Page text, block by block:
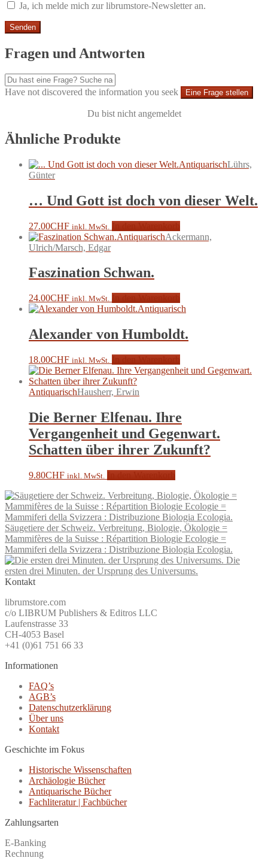
Ja, ich melde mich zur librumstore-Newsletter an.
Fragen und Antworten
Have not discovered the information you seek Eine Frage stellen
Du bist nicht angemeldet
Ähnliche Produkte
AntiquarischLührs,
Günter
… Und Gott ist doch von dieser Welt.
27.00CHF inkl. MwSt.
AntiquarischAckermann,
Ulrich/Marsch, Edgar
Faszination Schwan.
24.00CHF inkl. MwSt.
Antiquarisch
Alexander von Humboldt.
18.00CHF inkl. MwSt.
AntiquarischHausherr, Erwin
Die Berner Elfenau. Ihre
Vergangenheit und Gegenwart.
Schatten über ihrer Zukunft?
9.80CHF inkl. MwSt.
Säugetiere der Schweiz. Verbreitung, Biologie, Ökologie =
Mammifères de la Suisse : Répartition Biologie Ecologie =
Mammiferi della Svizzera : Distribuzione Biologia Ecologia.
Die
ersten drei Minuten. der Ursprung des Universums.
Kontakt
librumstore.com
c/o LIBRUM Publishers & Editros LLC
Laufenstrasse 33
CH-4053 Basel
+41 (0)61 751 66 33
Informationen
FAQ’s
AGB’s
Datenschutzerklärung
Über uns
Kontakt
Geschichte im Fokus
Historische Wissenschaften
Archäologie Bücher
Antiquarische Bücher
Fachliteratur | Fachbücher
Zahlungsarten
E-Banking
Rechnung